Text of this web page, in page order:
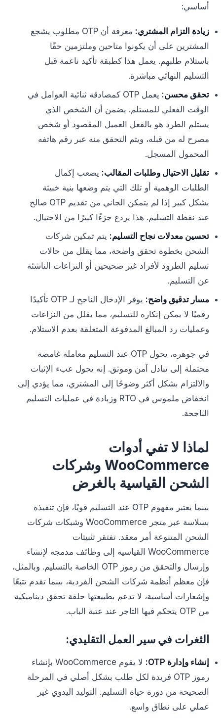
أساسي:
زيادة التزام المشتري:
معرفة أن OTP مطلوب يشجع
المشترين على أن يكونوا متاحين وملتزمين حقًا
باستلام طلبهم. يعمل هذا كطبقة تأكيد ناعمة قبل
التسليم النهائي مباشرة.
تحقق محسن:
يعمل OTP كمصادقة ثنائية العوامل في
الوقت الفعلي للمستلم. يضمن أن الشخص الذي
يستلم الطرد هو بالفعل العميل المقصود أو شخص
مصرح له من قبله، ويتم التحقق منه عبر رقم هاتفه
المحمول المسجل.
تقليل الاحتيال وطلبات المقالب: يصعب إكمال
الطلبات الوهمية أو تلك التي يتم وضعها بنية خبيثة
بشكل كبير إذا لم يتمكن الجاني من تقديم OTP صالح
عند نقطة التسليم. هذا يردع جزءًا كبيرًا من الاحتيال.
تحسين معدلات نجاح التسليم: يتم تمكين شركات
الشحن بخطوة تحقق واضحة، مما يقلل من حالات
تسليم الطرود لأفراد غير صحيحين أو النزاعات الناشئة
عن التسليم.
مسار تدقيق واضح:
يوفر الإدخال الناجح لـ OTP تأكيدًا
رقميًا لا يمكن إنكاره للتسليم، مما يقلل من النزاعات
وعمليات رد المبالغ المدفوعة المتعلقة بعدم الاستلام.
في جوهره، يحول OTP عند التسليم معاملة غامضة
محتملة إلى تبادل آمن وموثق. إنه يحول عبء الإثبات
والالتزام بشكل أكثر وضوحًا إلى المشتري، مما يؤدي إلى
انخفاض ملموس في RTO وزيادة في عمليات التسليم
الناجحة.
لماذا لا تفي أدوات
WooCommerce وشركات
الشحن القياسية بالغرض
بينما يعتبر مفهوم OTP عند التسليم قويًا، فإن تنفيذه
بسلاسة عبر متجر WooCommerce وشبكات شركات
الشحن المتنوعة أمر معقد. تفتقر تثبيتات
WooCommerce القياسية إلى وظائف مدمجة لإنشاء
وإرسال والتحقق من رموز OTP الخاصة بالتسليم. وبالمثل،
فإن معظم أنظمة شركات الشحن الفردية، بينما تقدم تتبعًا
وإشعارات أساسية، لا تدعم بطبيعتها حلقة تحقق ديناميكية
من OTP يتحكم فيها التاجر عند عتبة الباب.
الثغرات في سير العمل التقليدي:
إنشاء وإدارة OTP:
لا يقوم WooCommerce بإنشاء
رموز OTP فريدة لكل طلب بشكل أصلي في المرحلة
الصحيحة من دورة حياة التسليم. التوليد اليدوي غير
عملي على نطاق واسع.